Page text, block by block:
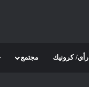
رأي/ كرونيك مجتمع